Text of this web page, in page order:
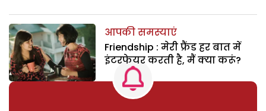
आपकी समस्याएं
Friendship : मेरी फ्रैंड हर बात में
इंटरफेयर करती है, मैं क्या करूं?